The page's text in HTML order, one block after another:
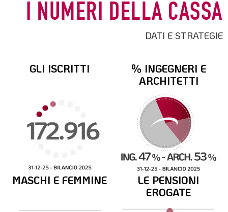
I NUMERI DELLA CASSA
DATI E STRATEGIE
GLI ISCRITTI
% INGEGNERI E
ARCHITETTI
MASCHI E FEMMINE
LE PENSIONI
EROGATE